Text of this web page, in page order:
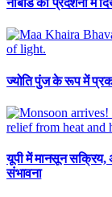
नाबार्ड की प्रदर्शनी में
ज्योति पुंज के रूप में
यूपी में मानसून सक्रिय,
संभावना